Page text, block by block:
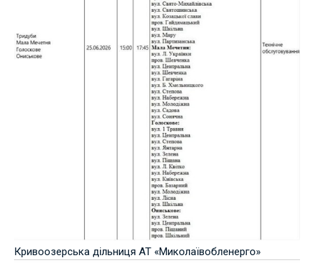
Кривоозерська дільниця АТ «Миколаївобленерго»